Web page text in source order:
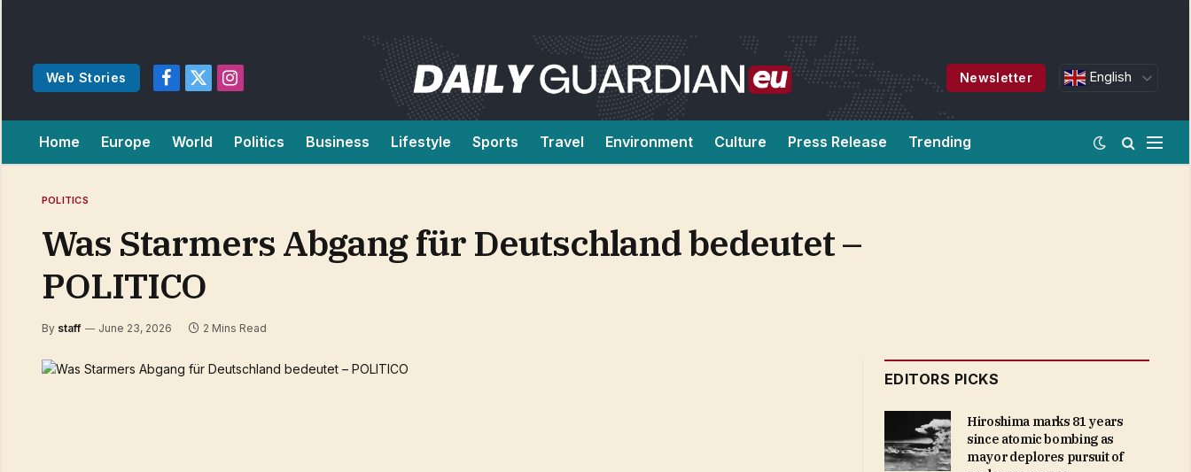
Web Stories
Facebook
X
Instagram
Newsletter English
Home Europe World Politics Business Lifestyle Sports Travel Environment Culture Press Release Trending
POLITICS
Was Starmers Abgang für Deutschland bedeutet –
POLITICO
By staff June 23, 2026 2 Mins Read
EDITORS PICKS
Hiroshima marks 81 years
since atomic bombing as
mayor deplores pursuit of